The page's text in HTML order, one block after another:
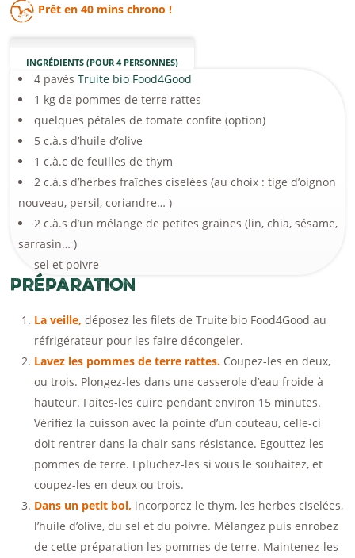
Prêt en40 mins chrono !
INGRÉDIENTS (POUR 4 PERSONNES)
4 pavésTruite bio Food4Good
1 kg de pommes de terre rattes
quelques pétales de tomate confite (option)
5 c.à.s d’huile d’olive
1 c.à.c de feuilles de thym
2 c.à.s d’herbes fraîches ciselées (au choix : tige d’oignon
nouveau, persil, coriandre… )
2 c.à.s d’un mélange de petites graines (lin, chia, sésame,
sarrasin… )
sel et poivre
Préparation
La veille, déposez les filets de Truite bio Food4Good au
réfrigérateur pour les faire décongeler.
Lavez les pommes de terre rattes. Coupez-les en deux,
ou trois. Plongez-les dans une casserole d’eau froide à
hauteur. Faites-les cuire pendant environ 15 minutes.
Vérifiez la cuisson avec la pointe d’un couteau, celle-ci
doit rentrer dans la chair sans résistance. Egouttez les
pommes de terre. Epluchez-les si vous le souhaitez, et
coupez-les en deux ou trois.
Dans un petit bol, incorporez le thym, les herbes ciselées,
l’huile d’olive, du sel et du poivre. Mélangez puis enrobez
de cette préparation les pommes de terre. Maintenez-les